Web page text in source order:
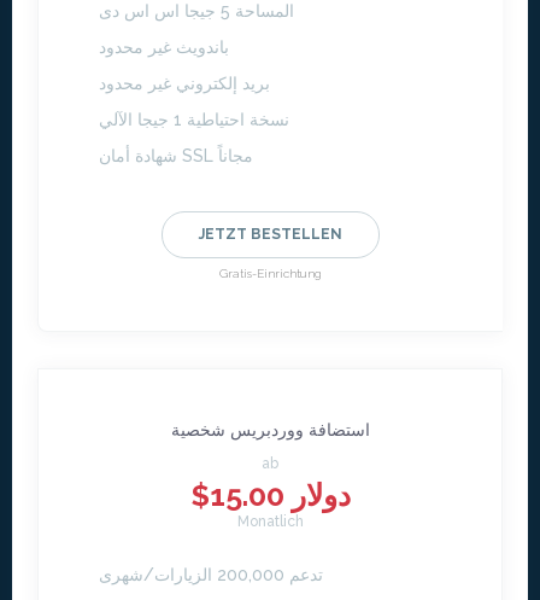
المساحة 5 جيجا اس اس دى
باندويث غير محدود
بريد إلكتروني غير محدود
نسخة احتياطية 1 جيجا الآلي
شهادة أمان SSL مجاناً
JETZT BESTELLEN
Gratis-Einrichtung
استضافة ووردبريس شخصية
ab
$15.00 دولار
Monatlich
تدعم 200,000 الزيارات/شهرى